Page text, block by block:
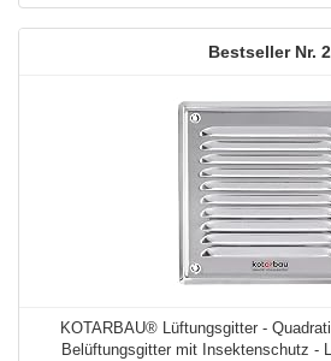
2
KOTARBAU® Lüftungsgitter -
Belüftungsgitter mit Insektenschutz -